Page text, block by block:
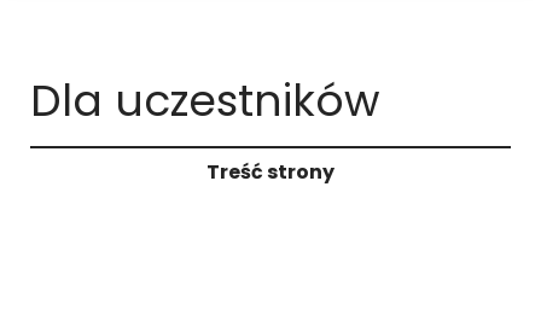
Dla uczestników
Treść strony